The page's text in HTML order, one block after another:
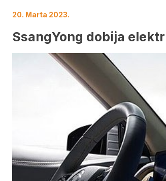
20. Marta 2023.
SsangYong dobija